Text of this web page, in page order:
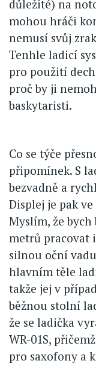
důležité) na
mohou hráči
nemusí svůj
Tenhle ladicí
pro použití
proč by ji
baskytaristi.
Co se týče
připomínek. S
bezvadně a
Displej je pak
Myslím, že
metrů pracovat
silnou oční
hlavním těle
takže jej v
běžnou stolní
že se ladička
WR-01S,
pro saxofony a